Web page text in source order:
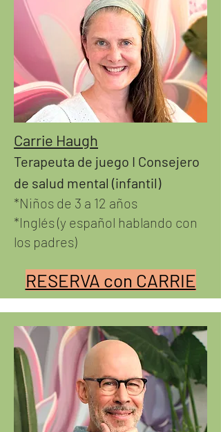
Carrie Haugh
Terapeuta de juego I Consejero
de salud mental (infantil)
*Niños de 3 a 12 años
*Inglés (y español hablando con
los padres)
RESERVA con CARRIE